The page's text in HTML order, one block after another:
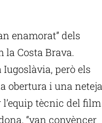
enamorat” dels
la Costa Brava.
Iugoslàvia, però els
obertura i una neteja
l’equip tècnic del film
“van convèncer